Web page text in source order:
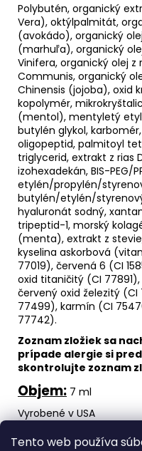
Tento web používa
Polybutén, organický
Vera), oktýlpalmitát,
(avokádo), organický
(marhuľa), organický
Vinifera, organický olej
Communis, organický
Chinensis (jojoba), oxid
kopolymér,
(mentol), mentyletý
butylén glykol,
oligopeptid, palmitoyl
triglycerid, extrakt z rias
izohexadekán, BIS-PEG/
etylén/propylén/
butylén/etylén/
hyaluronát sodný,
tripeptid-1, morský
(menta), extrakt z
kyselina askorbová
77019), červená 6 (CI
oxid titaničitý (CI
červený oxid železitý (CI
77499), karmín (CI
77742).
Zoznam zložiek sa
prípade alergie si
skontrolujte zoznam
Objem: 7 ml
Vyrobené v USA
Ako aplikovať